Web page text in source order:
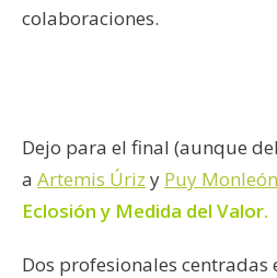
colaboraciones.
Dejo para el final (aunque
a Artemis Úriz y Puy Monleón
Eclosión y Medida del Valor.
Dos profesionales centradas